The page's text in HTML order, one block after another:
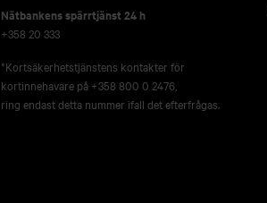
Nätbankens spärrtjänst 24 h
+358 20 333
*Kortsäkerhetstjänstens kontakter för
kortinnehavare på +358 800 0 2476,
ring endast detta nummer ifall det efterfrågas.